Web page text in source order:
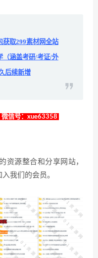
获取299素材网全站
（涵盖考研/考证/外
后续新增
信号：xue63358
资源整合和分享网站，
入我们的会员。